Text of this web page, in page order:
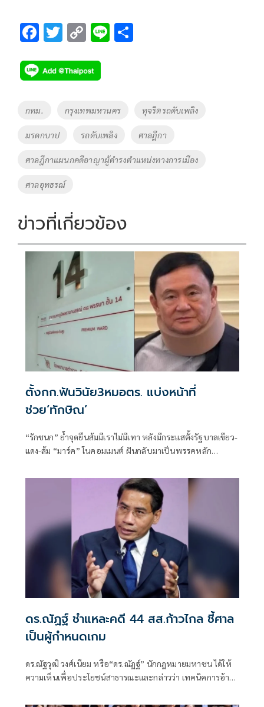
F
e
b
o
k
T
tt
er
C
p
y
Li
n
k
Li
Tags
กทม. กรุงเทพมหานคร ทุจริตรถดับเพลิง
มรดกบาป รถดับเพลิง ศาลฎีกา
ศาลฎีกาแผนกคดีอาญาผู้ดำรงตำแหน่งทางการเมือง
ศาลอุทธรณ์
ข่าวที่เกี่ยวข้อง
ตั้งกก.ฟันวินัย3หมอตร. แบ่งหน้าที่
ช่วย‘ทักษิณ’
“รักชนก” ย้ำจุดยืนส้มมีเราไม่มีเทา หลังมีกระแสตั้งรัฐบาลเขียว-
แดง-ส้ม “มาร์ค” โนคอมเมนต์ ฝันกลับมาเป็นพรรคหลัก
ดร.ณัฏฐ์ ชำแหละคดี 44 สส.ก้าวไกล ชี้ศาล
เป็นผู้กำหนดเกม
ดร.ณัฐวุฒิ วงศ์เนียม หรือ“ดร.ณัฏฐ์” นักกฎหมายมหาชน ได้ให้
ความเห็นเพื่อประโยชน์สาธารณะและกล่าวว่า เทคนิคการอ้าง